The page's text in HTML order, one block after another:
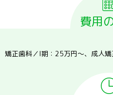
費用
矯正歯科／I期：25万円～、成人